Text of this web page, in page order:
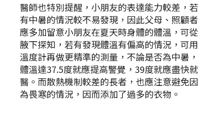
醫師也特別提醒，小朋友的表達能力較差，若
有中暑的情況較不易發現，因此父母、照顧者
應多加留意小朋友在夏天時身體的體溫，可從
腋下探知，若有發現體溫有偏高的情況，可用
溫度計再做更精準的測量，不論是否為中暑，
體溫達37.5度就應提高警覺，39度就應盡快就
醫。而散熱機制較差的長者，也應注意避免因
為畏寒的情況，因而添加了過多的衣物。